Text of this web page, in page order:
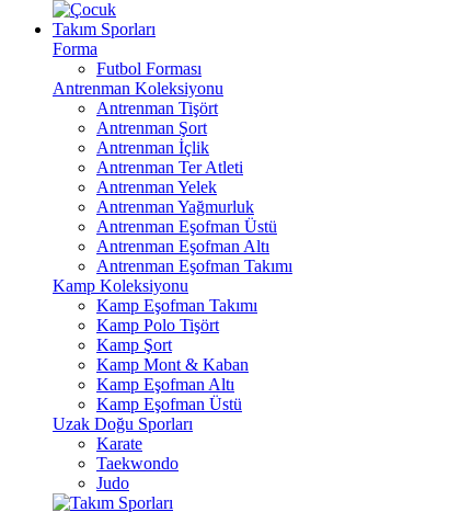
Takım Sporları
Forma
Futbol Forması
Antrenman Koleksiyonu
Antrenman Tişört
Antrenman Şort
Antrenman İçlik
Antrenman Ter Atleti
Antrenman Yelek
Antrenman Yağmurluk
Antrenman Eşofman Üstü
Antrenman Eşofman Altı
Antrenman Eşofman Takımı
Kamp Koleksiyonu
Kamp Eşofman Takımı
Kamp Polo Tişört
Kamp Şort
Kamp Mont & Kaban
Kamp Eşofman Altı
Kamp Eşofman Üstü
Uzak Doğu Sporları
Karate
Taekwondo
Judo